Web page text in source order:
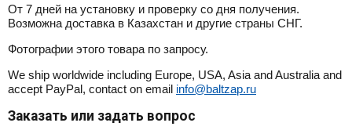
От 7 дней на установку и проверку со дня получения.
Возможна доставка в Казахстан и другие страны СНГ.
Фотографии этого товара по запросу.
We ship worldwide including Europe, USA, Asia and Australia and
accept PayPal, contact on email info@baltzap.ru
Заказать или задать вопрос